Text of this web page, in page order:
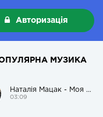
Авторизація
МУЗИКА
Наталія Мацак - Моя красуня рулить
03:09